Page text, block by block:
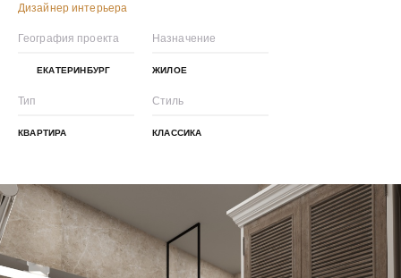
Дизайнер интерьера
География проекта
ЕКАТЕРИНБУРГ
Назначение
ЖИЛОЕ
Тип
КВАРТИРА
Стиль
КЛАССИКА